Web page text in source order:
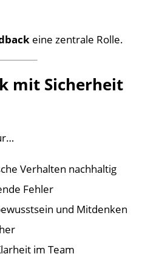
eine zentrale Rolle.
mit Sicherheit
Verhalten nachhaltig
Fehler
und Mitdenken
im Team